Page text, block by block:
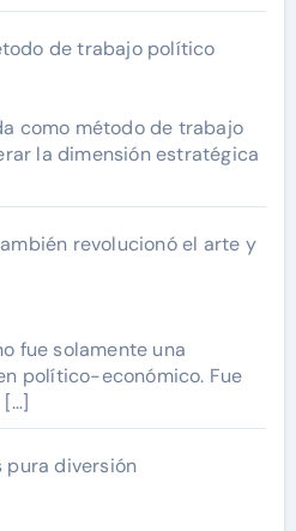
de trabajo político
como método de trabajo
la dimensión estratégica
revolucionó el arte y
fue solamente una
político-económico. Fue
pura diversión